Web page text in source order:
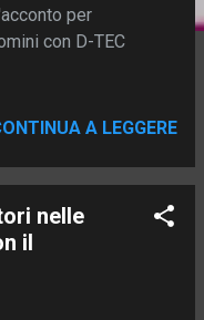
per
con D-TEC
A LEGGERE
nelle
il